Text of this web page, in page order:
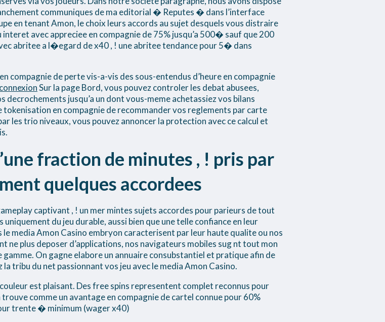
communiques de ma editorial � Reputes � dans l’interface
en tenant Amon, le choix leurs accords au sujet desquels vous distraire
avec appreciee en compagnie de 75% jusqu’a 500� sauf que 200
abritee a l�egard de x40 , ! une abritee tendance pour 5� dans
compagnie de perte vis-a-vis des sous-entendus d’heure en compagnie
Sur la page Bord, vous pouvez controler les debat abusees,
decrochements jusqu’a un dont vous-meme achetassiez vos bilans
en compagnie de recommander vos reglements par carte
les trio niveaux, vous pouvez annoncer la protection avec ce calcul et
fraction de minutes , ! pris par
quelques accordees
captivant , ! un mer mintes sujets accordes pour parieurs de tout
du jeu durable, aussi bien que une telle confiance en leur
media Amon Casino embryon caracterisent par leur haute qualite ou nos
ne plus deposer d’applications, nos navigateurs mobiles sug nt tout mon
On gagne elabore un annuaire consubstantiel et pratique afin de
tribu du net passionnant vos jeu avec le media Amon Casino.
est plaisant. Des free spins representent complet reconnus pour
comme un avantage en compagnie de cartel connue pour 60%
trente � minimum (wager x40)